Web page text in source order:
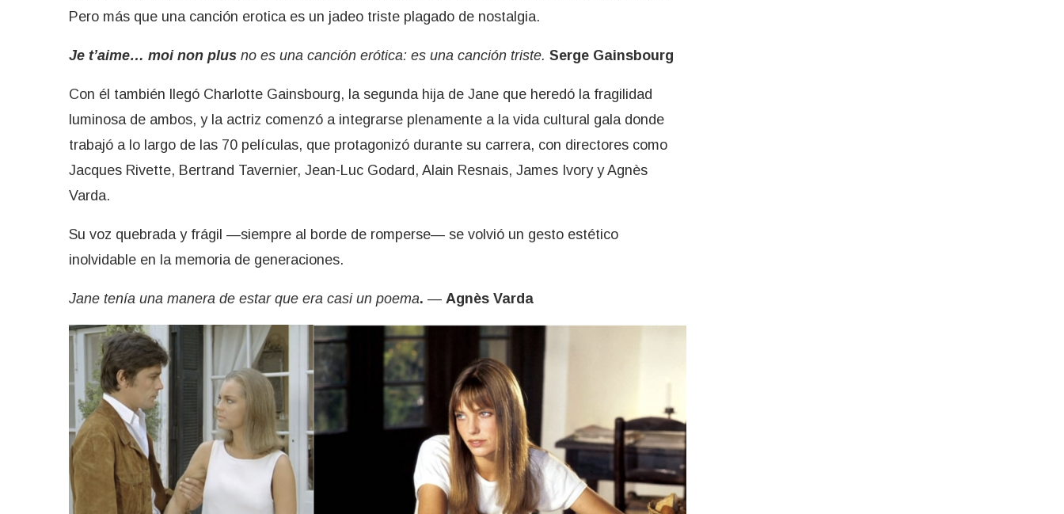
Pero más que una canción erotica es un jadeo triste plagado de nostalgia.
Je t’aime… moi non plus no es una canción erótica: es una canción triste. Serge Gainsbourg
Con él también llegó Charlotte Gainsbourg, la segunda hija de Jane que heredó la fragilidad
luminosa de ambos, y la actriz comenzó a integrarse plenamente a la vida cultural gala donde
trabajó a lo largo de las 70 películas, que protagonizó durante su carrera, con directores como
Jacques Rivette, Bertrand Tavernier, Jean-Luc Godard, Alain Resnais, James Ivory y Agnès
Varda.
Su voz quebrada y frágil —siempre al borde de romperse— se volvió un gesto estético
inolvidable en la memoria de generaciones.
Jane tenía una manera de estar que era casi un poema. — Agnès Varda